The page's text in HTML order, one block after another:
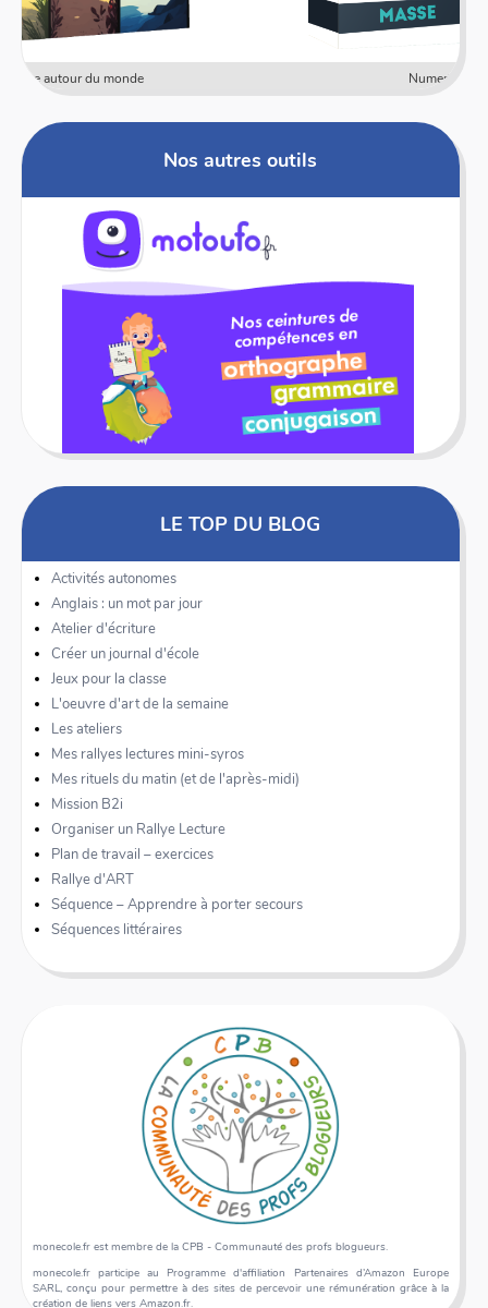
Nos autres outils
LE TOP DU BLOG
Activités autonomes
Anglais : un mot par jour
Atelier d'écriture
Créer un journal d'école
Jeux pour la classe
L'oeuvre d'art de la semaine
Les ateliers
Mes rallyes lectures mini-syros
Mes rituels du matin (et de l'après-midi)
Mission B2i
Organiser un Rallye Lecture
Plan de travail – exercices
Rallye d'ART
Séquence – Apprendre à porter secours
Séquences littéraires
monecole.fr est membre de la CPB - Communauté des profs blogueurs.
monecole.fr participe au Programme d'affiliation Partenaires d’Amazon Europe
SARL, conçu pour permettre à des sites de percevoir une rémunération grâce à la
création de liens vers Amazon.fr.